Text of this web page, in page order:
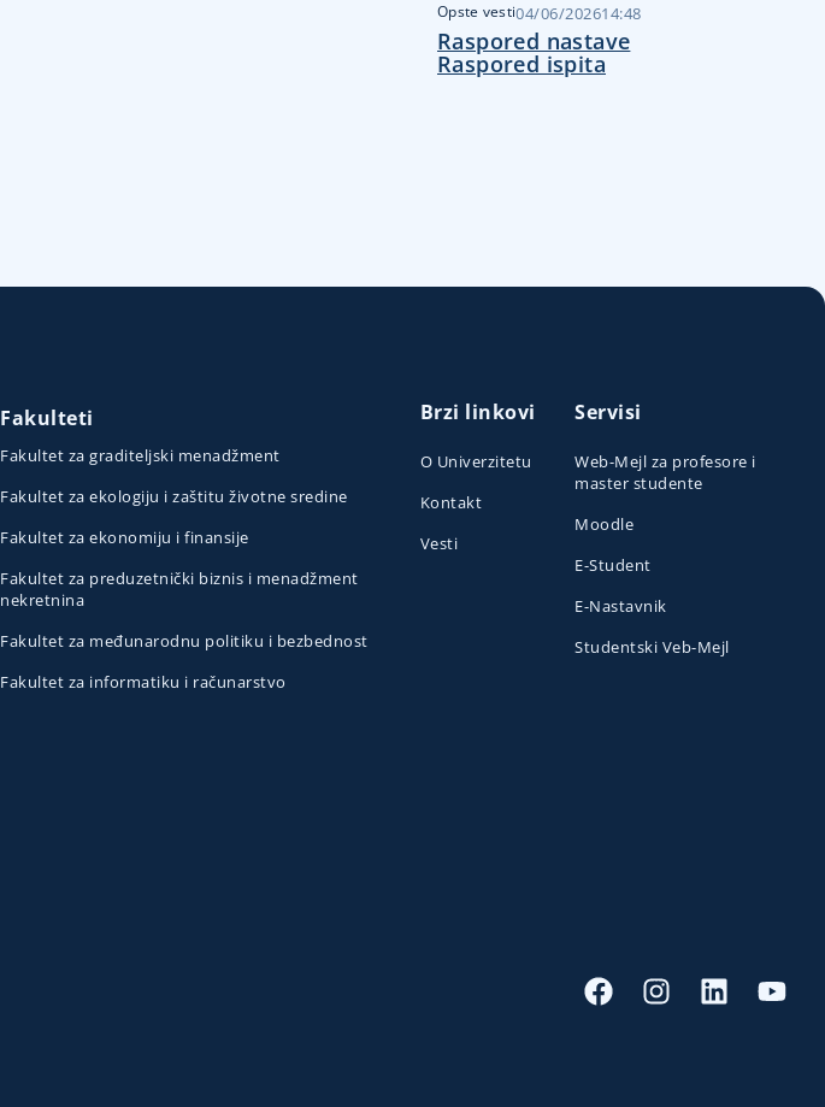
Opste vesti04/06/202614:48
Raspored nastave
Raspored ispita
Fakulteti
Fakultet za graditeljski menadžment
Fakultet za ekologiju i zaštitu životne sredine
Fakultet za ekonomiju i finansije
Fakultet za preduzetnički biznis i menadžment
nekretnina
Fakultet za međunarodnu politiku i bezbednost
Fakultet za informatiku i računarstvo
Brzi linkovi
O Univerzitetu
Kontakt
Vesti
Servisi
Web-Mejl za profesore i
master studente
Moodle
E-Student
E-Nastavnik
Studentski Veb-Mejl